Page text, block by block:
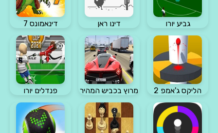
גביע יורו דינו ראן דינאמונס 7
הליקס ג'אמפ 2 מרוץ בכביש המהיר פנדלים יורו